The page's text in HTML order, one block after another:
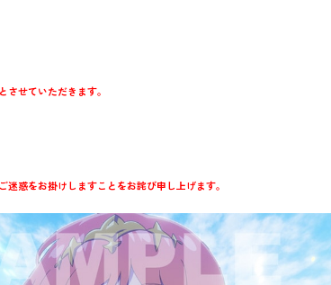
せていただきます。
惑をお掛けしますことをお詫び申し上げます。